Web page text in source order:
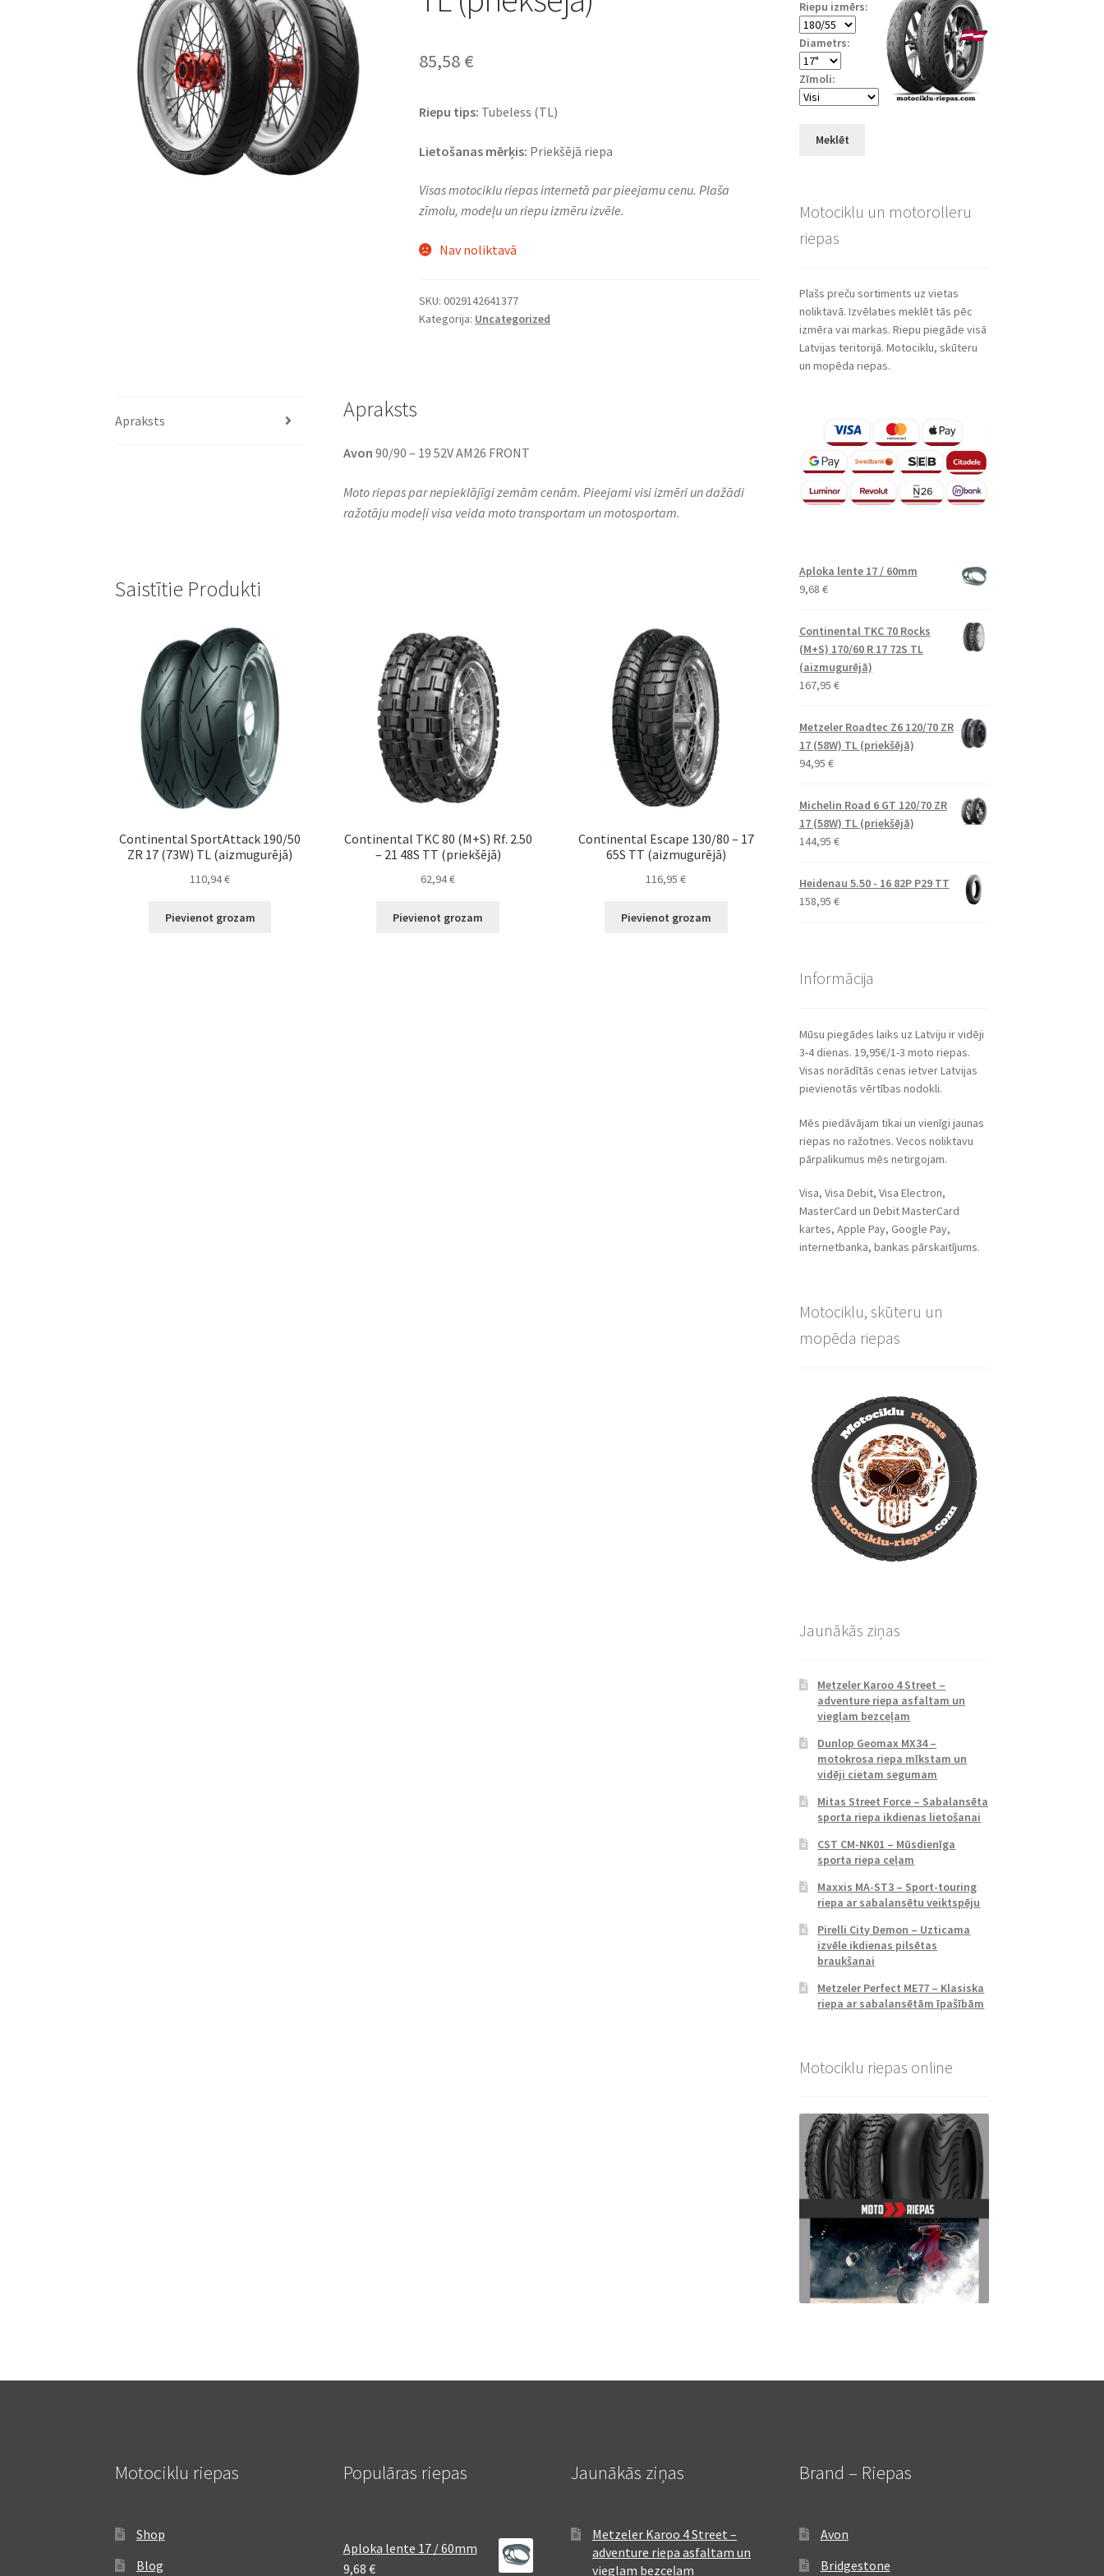
85,58 €
Riepu tips: Tubeless (TL)
Lietošanas mērķis: Priekšējā riepa
Visas motociklu riepas internetā par pieejamu cenu. Plaša
zīmolu, modeļu un riepu izmēru izvēle.
Nav noliktavā
SKU:0029142641377
Kategorija: Uncategorized
Apraksts Apraksts
Avon 90/90 – 19 52V AM26 FRONT
Moto riepas par nepieklājīgi zemām cenām. Pieejami visi izmēri un dažādi
ražotāju modeļi visa veida moto transportam un motosportam.
Saistītie Produkti
Continental SportAttack 190/50
ZR 17 (73W) TL (aizmugurējā)
110,94€
Pievienot grozam
Continental TKC 80 (M+S) Rf. 2.50
– 21 48S TT (priekšējā)
62,94€
Pievienot grozam
Continental Escape 130/80 – 17
65S TT (aizmugurējā)
116,95€
Pievienot grozam
Riepu izmērs:
Diametrs:
Zīmoli:
Meklēt
Motociklu un motorolleru
riepas
Plašs preču sortiments uz vietas
noliktavā. Izvēlaties meklēt tās pēc
izmēra vai markas. Riepu piegāde visā
Latvijas teritorijā. Motociklu, skūteru
un mopēda riepas.
Aploka lente 17 / 60mm
9,68 €
Continental TKC 70 Rocks
(M+S) 170/60 R 17 72S TL
(aizmugurējā)
167,95 €
Metzeler Roadtec Z6 120/70 ZR
17 (58W) TL (priekšējā)
94,95 €
Michelin Road 6 GT 120/70 ZR
17 (58W) TL (priekšējā)
144,95 €
Heidenau 5.50 - 16 82P P29 TT
158,95 €
Informācija
Mūsu piegādes laiks uz Latviju ir vidēji
3-4 dienas. 19,95€/1-3 moto riepas.
Visas norādītās cenas ietver Latvijas
pievienotās vērtības nodokli.
Mēs piedāvājam tikai un vienīgi jaunas
riepas no ražotnes. Vecos noliktavu
pārpalikumus mēs netirgojam.
Visa, Visa Debit, Visa Electron,
MasterCard un Debit MasterCard
kartes, Apple Pay, Google Pay,
internetbanka, bankas pārskaitījums.
Motociklu, skūteru un
mopēda riepas
Jaunākās ziņas
Metzeler Karoo 4 Street –
adventure riepa asfaltam un
vieglam bezceļam
Dunlop Geomax MX34 –
motokrosa riepa mīkstam un
vidēji cietam segumam
Mitas Street Force – Sabalansēta
sporta riepa ikdienas lietošanai
CST CM-NK01 – Mūsdienīga
sporta riepa ceļam
Maxxis MA-ST3 – Sport-touring
riepa ar sabalansētu veiktspēju
Pirelli City Demon – Uzticama
izvēle ikdienas pilsētas
braukšanai
Metzeler Perfect ME77 – Klasiska
riepa ar sabalansētām īpašībām
Motociklu riepas online
Motociklu riepas
Shop
Blog
Populāras riepas
Aploka lente 17 / 60mm
9,68 €
Jaunākās ziņas
Metzeler Karoo 4 Street –
adventure riepa asfaltam un
vieglam bezceļam
Brand – Riepas
Avon
Bridgestone